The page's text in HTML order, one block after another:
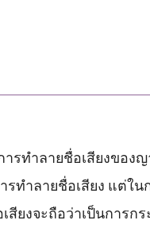
รทำลายชื่อเสียงของ
รทำลายชื่อเสียง แต่ใ
สียงจะถือว่าเป็นการก